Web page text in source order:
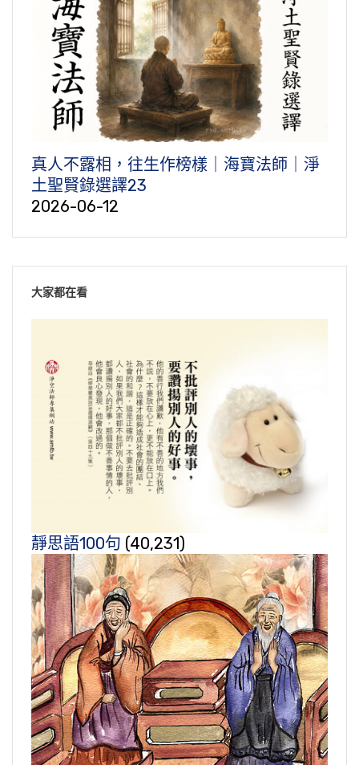
真人不露相，往生作榜樣｜海寶法師｜淨
土聖賢錄選譯23
2026-06-12
大家都在看
靜思語100句 (40,231)